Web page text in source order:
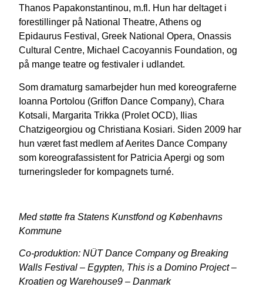
Thanos Papakonstantinou, m.fl. Hun har deltaget i
forestillinger på National Theatre, Athens og
Epidaurus Festival, Greek National Opera, Onassis
Cultural Centre, Michael Cacoyannis Foundation, og
på mange teatre og festivaler i udlandet.
Som dramaturg samarbejder hun med koreograferne
Ioanna Portolou (Griffon Dance Company), Chara
Kotsali, Margarita Trikka (Prolet OCD), Ilias
Chatzigeorgiou og Christiana Kosiari. Siden 2009 har
hun været fast medlem af Aerites Dance Company
som koreografassistent for Patricia Apergi og som
turneringsleder for kompagnets turné.
Med støtte fra Statens Kunstfond og Københavns
Kommune
Co-produktion: NÜT Dance Company og Breaking
Walls Festival – Egypten, This is a Domino Project –
Kroatien og Warehouse9 – Danmark